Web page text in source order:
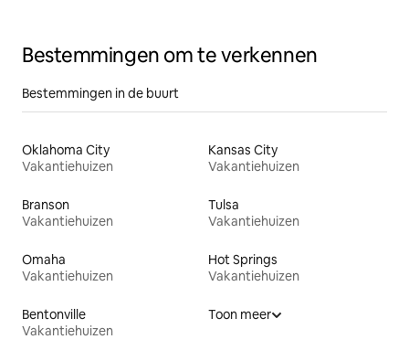
Bestemmingen om te verkennen
Bestemmingen in de buurt
Oklahoma City
Vakantiehuizen
Kansas City
Vakantiehuizen
Branson
Vakantiehuizen
Tulsa
Vakantiehuizen
Omaha
Vakantiehuizen
Hot Springs
Vakantiehuizen
Bentonville
Vakantiehuizen
Toon meer